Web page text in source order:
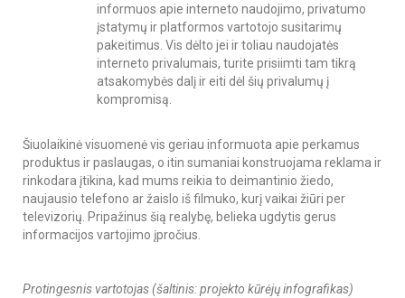
informuos apie interneto naudojimo, privatumo
įstatymų ir platformos vartotojo susitarimų
pakeitimus. Vis dėlto jei ir toliau naudojatės
interneto privalumais, turite prisiimti tam tikrą
atsakomybės dalį ir eiti dėl šių privalumų į
kompromisą.
Šiuolaikinė visuomenė vis geriau informuota apie perkamus
produktus ir paslaugas, o itin sumaniai konstruojama reklama ir
rinkodara įtikina, kad mums reikia to deimantinio žiedo,
naujausio telefono ar žaislo iš filmuko, kurį vaikai žiūri per
televizorių. Pripažinus šią realybę, belieka ugdytis gerus
informacijos vartojimo įpročius.
Protingesnis vartotojas (šaltinis: projekto kūrėjų infografikas)